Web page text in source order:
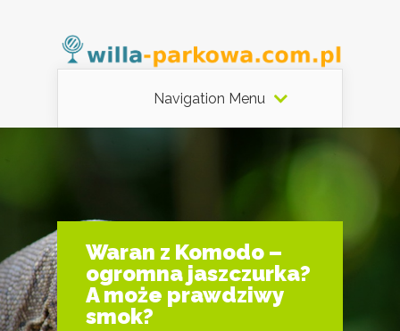
Navigation Menu
Waran z Komodo –
ogromna jaszczurka?
A może prawdziwy
smok?